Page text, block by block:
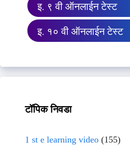
इ. ९ वी ऑनलाईन टेस्ट
इ. १० वी ऑनलाईन टेस्ट
टॉपिक निवडा
1 st e learning video (155)